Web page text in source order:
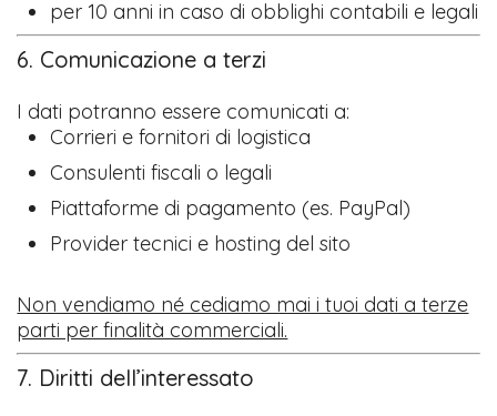
per 10 anni in caso di obblighi contabili e legali
6. Comunicazione a terzi
I dati potranno essere comunicati a:
Corrieri e fornitori di logistica
Consulenti fiscali o legali
Piattaforme di pagamento (es. PayPal)
Provider tecnici e hosting del sito
Non vendiamo né cediamo mai i tuoi dati a terze
parti per finalità commerciali.
7. Diritti dell’interessato